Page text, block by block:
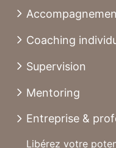
Coaching
Supervision
Mentoring
Entreprise &
Libérez votre